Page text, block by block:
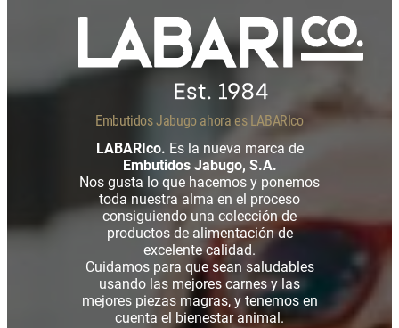
Embutidos Jabugo ahora es LABARIco
LABARIco. Es la nueva marca de
Embutidos Jabugo, S.A.
Nos gusta lo que hacemos y ponemos
toda nuestra alma en el proceso
consiguiendo una colección de
productos de alimentación de
excelente calidad.
Cuidamos para que sean saludables
usando las mejores carnes y las
mejores piezas magras, y tenemos en
cuenta el bienestar animal.